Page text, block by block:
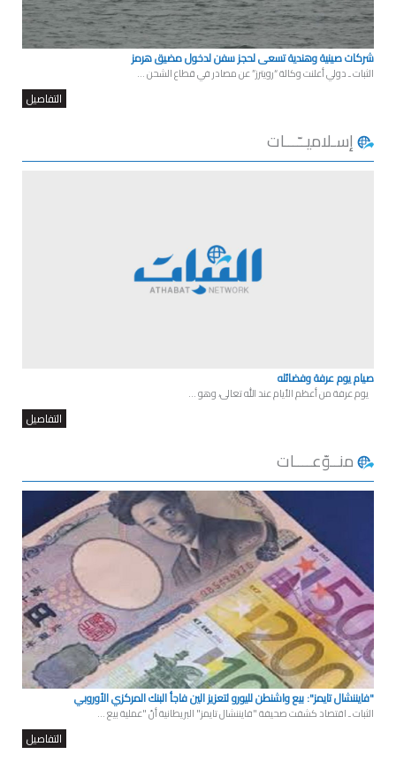
شركات صينية وهندية تسعى لحجز سفن لدخول مضيق هرمز
الثبات ـ دولي أعلنت وكالة “رويترز” عن مصادر في قطاع الشحن ...
التفاصيل
إسـلاميــّـــات
صيام يوم عرفة وفضائله
يوم عرفة من أعظم الأيام عند الله تعالى، وهو ...
التفاصيل
منــوّعــــات
"فايننشال تايمز": بيع واشنطن لليورو لتعزيز الين فاجأ البنك المركزي الأوروبي
الثبات ـ اقتصاد كشفت صحيفة "فايننشال تايمز" البريطانية أنّ "عملية بيع ...
التفاصيل